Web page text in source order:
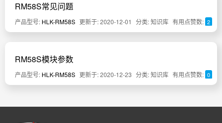
RM58S常见问题
产品型号: HLK-RM58S 更新于: 2020-12-01 分类: 知识库 有用点赞数: 2
RM58S模块参数
产品型号: HLK-RM58S 更新于: 2020-12-23 分类: 知识库 有用点赞数: 0